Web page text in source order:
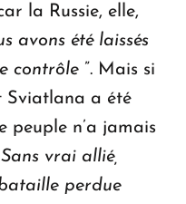
la Russie, elle,
avons été laissés
contrôle ”. Mais si
Sviatlana a été
peuple n’a jamais
Sans vrai allié,
perdue